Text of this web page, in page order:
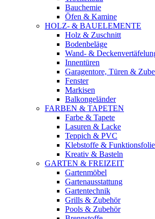
Bauchemie
Öfen & Kamine
HOLZ- & BAUELEMENTE
Holz & Zuschnitt
Bodenbeläge
Wand- &
Innentüren
Garagentore, Türen &
Fenster
Markisen
Balkongeländer
FARBEN & TAPETEN
Farbe & Tapete
Lasuren & Lacke
Teppich & PVC
Klebstoffe &
Kreativ & Basteln
GARTEN & FREIZEIT
Gartenmöbel
Gartenausstattung
Gartentechnik
Grills & Zubehör
Pools & Zubehör